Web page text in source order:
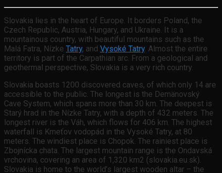
Slovakia lies in the heart of Europe. It borders Poland, the
Czech Republic, Austria, Hungary, and Ukraine. It is a
mountainous country, with beautiful mountains such as the
Malá Fatra, Nízke Tatry, and Vysoké Tatry. Almost the entire
territory is part of the Carpathian arc. From a geological and
geothermal perspective, Slovakia is a very rich country.
Slovakia boasts 1200 discovered caves, of which only 14 are
accessible to the public. The longest is the Demänovský
Cave System, which spans more than 30 km. The deepest is
Starý hrad in the Nízke Tatry, with a depth of 432 meters. The
longest river is the Váh, which flows for 406 km. The highest
waterfall is Kmeťov vodopád in the Vysoké Tatry, at 80
meters. The windiest place is Chopok. The rainiest place is
Zbojnícka chata. The largest mountain range is the Ondavská
vrchovina, covering an area of 1,320 km2 (slovakia.eu.sk).
Slovakia is home to the world’s largest wooden altar – the